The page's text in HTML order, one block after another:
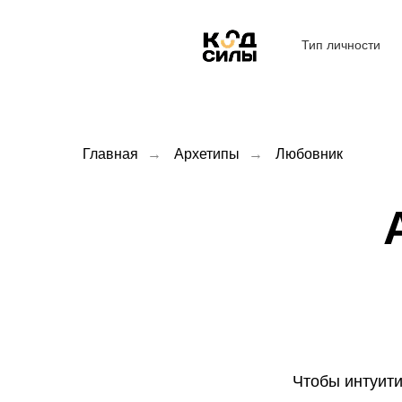
Тип личности
Главная → Архетипы → Любовник
Чтобы